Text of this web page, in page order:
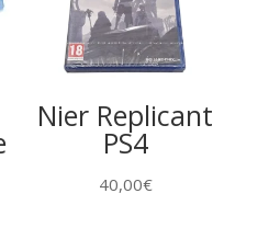
Nier Replicant
PS4
40,00€